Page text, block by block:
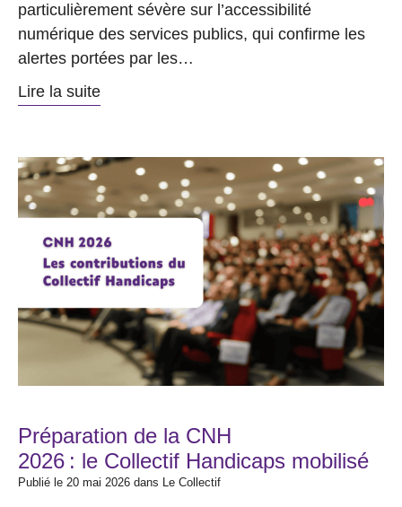
particulièrement sévère sur l’accessibilité
numérique des services publics, qui confirme les
alertes portées par les…
Lire la suite
Préparation de la CNH
2026 : le Collectif Handicaps mobilisé
Publié le 20 mai 2026 dans Le Collectif